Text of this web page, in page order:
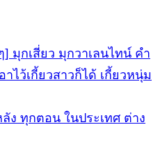
] มุกเสี่ยว มุกวาเลนไทน์ คำ
ไว้เกี้ยวสาวก็ได้ เกี้ยวหนุ่ม